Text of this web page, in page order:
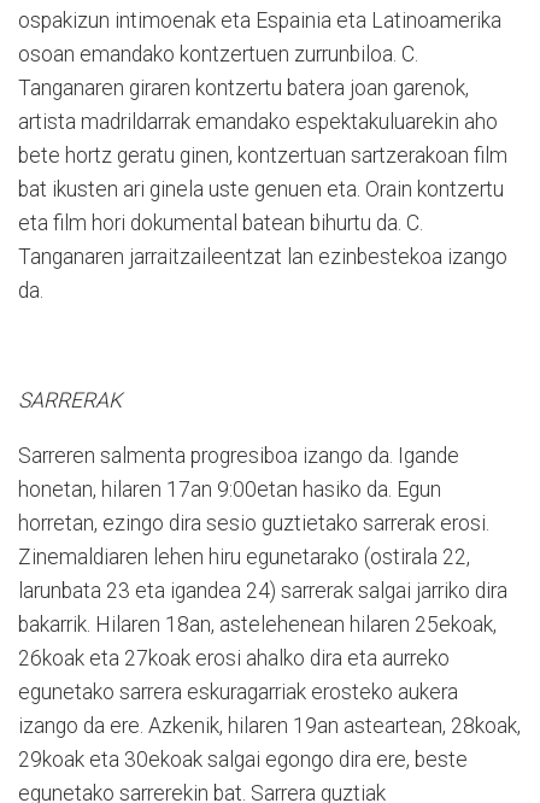
ospakizun intimoenak eta Espainia eta Latinoamerika
osoan emandako kontzertuen zurrunbiloa. C.
Tanganaren giraren kontzertu batera joan garenok,
artista madrildarrak emandako espektakuluarekin aho
bete hortz geratu ginen, kontzertuan sartzerakoan film
bat ikusten ari ginela uste genuen eta. Orain kontzertu
eta film hori dokumental batean bihurtu da. C.
Tanganaren jarraitzaileentzat lan ezinbestekoa izango
da.
SARRERAK
Sarreren salmenta progresiboa izango da. Igande
honetan, hilaren 17an 9:00etan hasiko da. Egun
horretan, ezingo dira sesio guztietako sarrerak erosi.
Zinemaldiaren lehen hiru egunetarako (ostirala 22,
larunbata 23 eta igandea 24) sarrerak salgai jarriko dira
bakarrik. Hilaren 18an, astelehenean hilaren 25ekoak,
26koak eta 27koak erosi ahalko dira eta aurreko
egunetako sarrera eskuragarriak erosteko aukera
izango da ere. Azkenik, hilaren 19an asteartean, 28koak,
29koak eta 30ekoak salgai egongo dira ere, beste
egunetako sarrerekin bat. Sarrera guztiak